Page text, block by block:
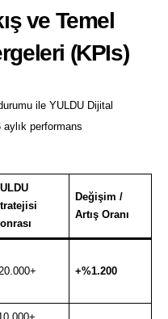
ve Temel
(KPIs)
ile YULDU Dijital
performans
Değişim /
Artış Oranı
+%1.200